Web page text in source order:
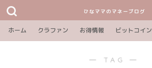
ひなママのマネーブログ
ホーム クラファン お得情報 ビットコイン
― TAG ―